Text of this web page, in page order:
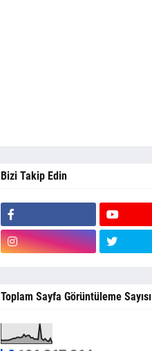
Bizi Takip Edin
Toplam Sayfa Görüntüleme Sayısı